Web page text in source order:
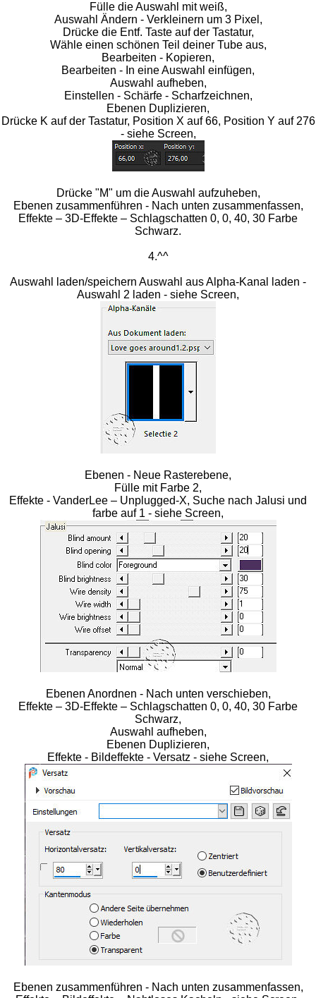
Fülle die Auswahl mit weiß,
Auswahl Ändern - Verkleinern um 3 Pixel,
Drücke die Entf. Taste auf der Tastatur,
Wähle einen schönen Teil deiner Tube aus,
Bearbeiten - Kopieren,
Bearbeiten - In eine Auswahl einfügen,
Auswahl aufheben,
Einstellen - Schärfe - Scharfzeichnen,
Ebenen Duplizieren,
Drücke K auf der Tastatur, Position X auf 66, Position Y auf 276
- siehe Screen,
Drücke "M" um die Auswahl aufzuheben,
Ebenen zusammenführen - Nach unten zusammenfassen,
Effekte – 3D-Effekte – Schlagschatten 0, 0, 40, 30 Farbe
Schwarz.
4.^^
Auswahl laden/speichern Auswahl aus Alpha-Kanal laden -
Auswahl 2 laden - siehe Screen,
Ebenen - Neue Rasterebene,
Fülle mit Farbe 2,
Effekte - VanderLee – Unplugged-X, Suche nach Jalusi und
farbe auf 1 - siehe Screen,
Ebenen Anordnen - Nach unten verschieben,
Effekte – 3D-Effekte – Schlagschatten 0, 0, 40, 30 Farbe
Schwarz,
Auswahl aufheben,
Ebenen Duplizieren,
Effekte - Bildeffekte - Versatz - siehe Screen,
Ebenen zusammenführen - Nach unten zusammenfassen,